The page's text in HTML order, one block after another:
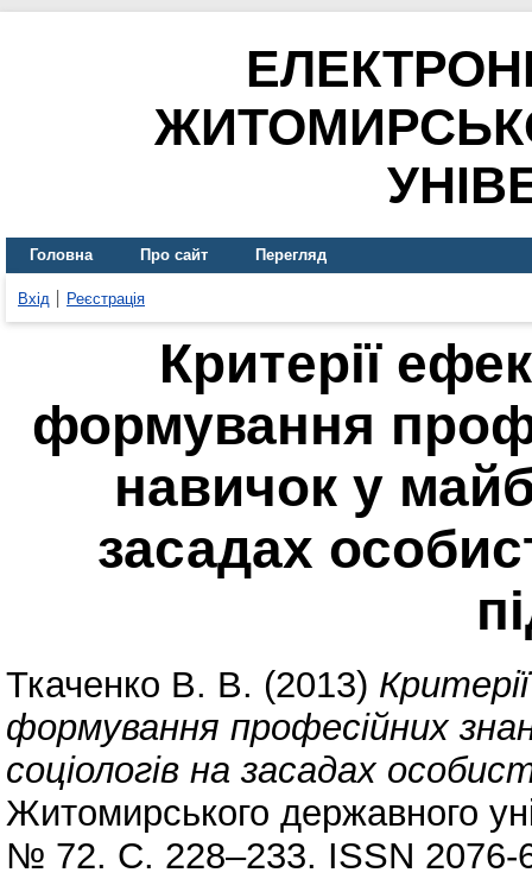
Головна Про сайт Перегляд
Вхід Реєстрація
Критерії
формування
навичок у
засадах
Ткаченко В. В. (2013)
формування професійних
соціологів на засадах
Житомирського державного
№ 72. С. 228–233. ISSN 2076-